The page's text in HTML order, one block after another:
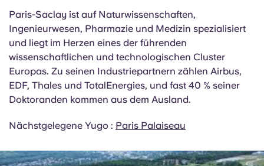
Englisch
Doppelabschlüsse:Ja – mit Hunderten von
Partneruniversitäten weltweit
Paris-Saclay ist auf Naturwissenschaften,
Ingenieurwesen, Pharmazie und Medizin spezialisiert
und liegt im Herzen eines der führenden
Europas. Zu seinen Industriepartnern zählen Airbus,
Doktoranden kommen aus dem Ausland.